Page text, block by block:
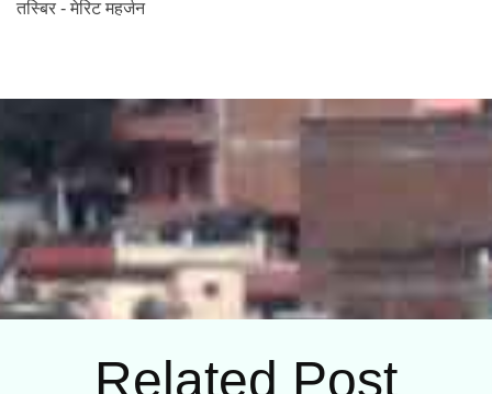
तस्बिर - मेरिट महर्जन
Related Post